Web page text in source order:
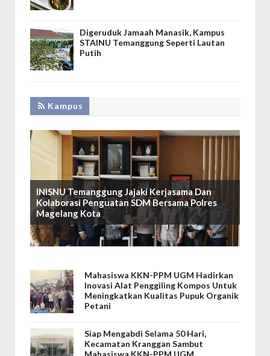
Digeruduk Jamaah Manasik, Kampus
STAINU Temanggung Seperti Lautan
Putih
Kampus
INISNU Temanggung Jajaki Kerjasama Dan
Kolaborasi Penguatan SDM Bersama Polres
Magelang Kota
Mahasiswa KKN-PPM UGM Hadirkan
Inovasi Alat Penggiling Kompos Untuk
Meningkatkan Kualitas Pupuk Organik
Petani
Siap Mengabdi Selama 50 Hari,
Kecamatan Kranggan Sambut